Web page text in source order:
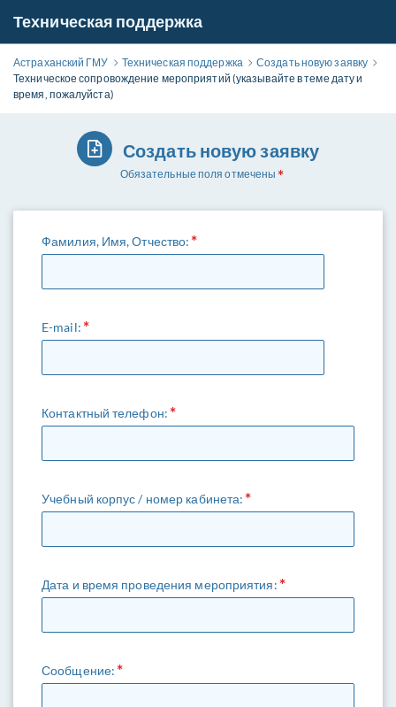
Техническая поддержка
Астраханский ГМУ Техническая поддержка
Создать новую заявку
Техническое сопровождение мероприятий (указывайте в теме дату и
время, пожалуйста)
Создать новую заявку
Обязательные поля отмечены
Фамилия, Имя, Отчество:
E-mail:
Контактный телефон:
Учебный корпус / номер кабинета:
Дата и время проведения мероприятия:
Сообщение: